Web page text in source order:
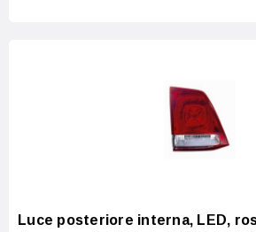
Luce posteriore interna, LED,